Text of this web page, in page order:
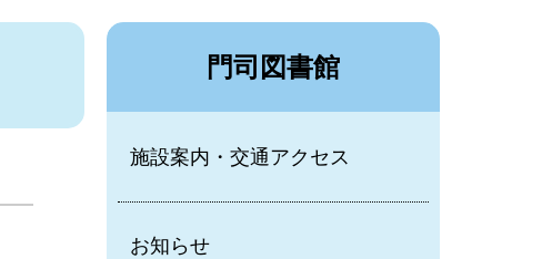
門司図書館
施設案内・交通アクセス
お知らせ